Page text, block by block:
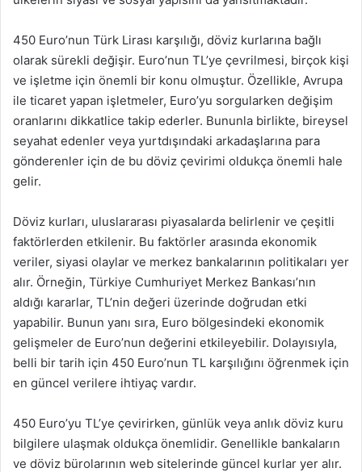
450 Euro’nun Türk Lirası karşılığı, döviz kurlarına bağlı
olarak sürekli değişir. Euro’nun TL’ye çevrilmesi, birçok kişi
ve işletme için önemli bir konu olmuştur. Özellikle, Avrupa
ile ticaret yapan işletmeler, Euro’yu sorgularken değişim
oranlarını dikkatlice takip ederler. Bununla birlikte, bireysel
seyahat edenler veya yurtdışındaki arkadaşlarına para
gönderenler için de bu döviz çevirimi oldukça önemli hale
gelir.
Döviz kurları, uluslararası piyasalarda belirlenir ve çeşitli
faktörlerden etkilenir. Bu faktörler arasında ekonomik
veriler, siyasi olaylar ve merkez bankalarının politikaları yer
alır. Örneğin, Türkiye Cumhuriyet Merkez Bankası’nın
aldığı kararlar, TL’nin değeri üzerinde doğrudan etki
yapabilir. Bunun yanı sıra, Euro bölgesindeki ekonomik
gelişmeler de Euro’nun değerini etkileyebilir. Dolayısıyla,
belli bir tarih için 450 Euro’nun TL karşılığını öğrenmek için
en güncel verilere ihtiyaç vardır.
450 Euro’yu TL’ye çevirirken, günlük veya anlık döviz kuru
bilgilere ulaşmak oldukça önemlidir. Genellikle bankaların
ve döviz bürolarının web sitelerinde güncel kurlar yer alır.